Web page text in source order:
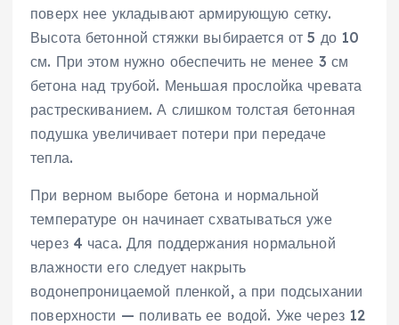
поверх нее укладывают армирующую сетку.
Высота бетонной стяжки выбирается от 5 до 10
см. При этом нужно обеспечить не менее 3 см
бетона над трубой. Меньшая прослойка чревата
растрескиванием. А слишком толстая бетонная
подушка увеличивает потери при передаче
тепла.
При верном выборе бетона и нормальной
температуре он начинает схватываться уже
через 4 часа. Для поддержания нормальной
влажности его следует накрыть
водонепроницаемой пленкой, а при подсыхании
поверхности — поливать ее водой. Уже через 12